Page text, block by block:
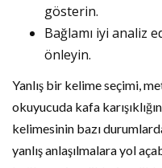
gösterin.
Bağlamı iyi analiz
önleyin.
Yanlış bir kelime seçimi,
okuyucuda kafa
kelimesinin bazı
yanlış anlaşılmalara yol